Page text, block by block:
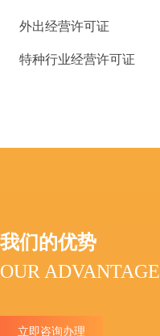
外出经营许可证
特种行业经营许可证
我们的优势
OUR ADVANTAGE
立即咨询办理